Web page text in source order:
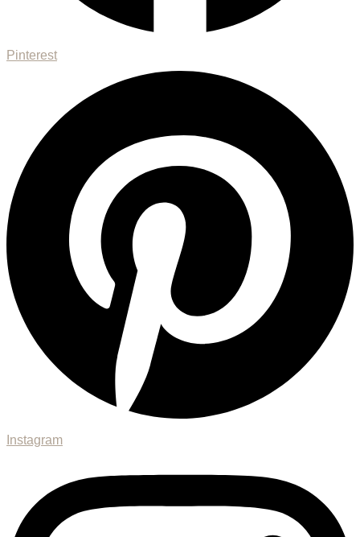
Pinterest
Instagram